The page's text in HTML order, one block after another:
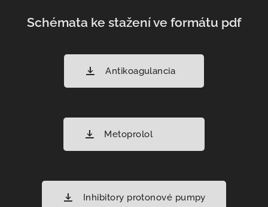
Schémata ke stažení ve formátu pdf
Antikoagulancia
Metoprolol
Inhibitory protonové pumpy